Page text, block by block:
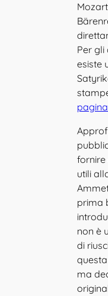
Per
esiste
fornire
utili
prima
non è
di
ma